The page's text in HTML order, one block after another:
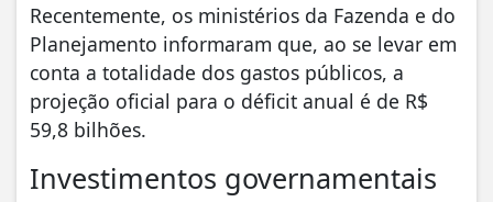
Recentemente, os ministérios da Fazenda e do
Planejamento informaram que, ao se levar em
conta a totalidade dos gastos públicos, a
projeção oficial para o déficit anual é de R$
59,8 bilhões.
Investimentos governamentais